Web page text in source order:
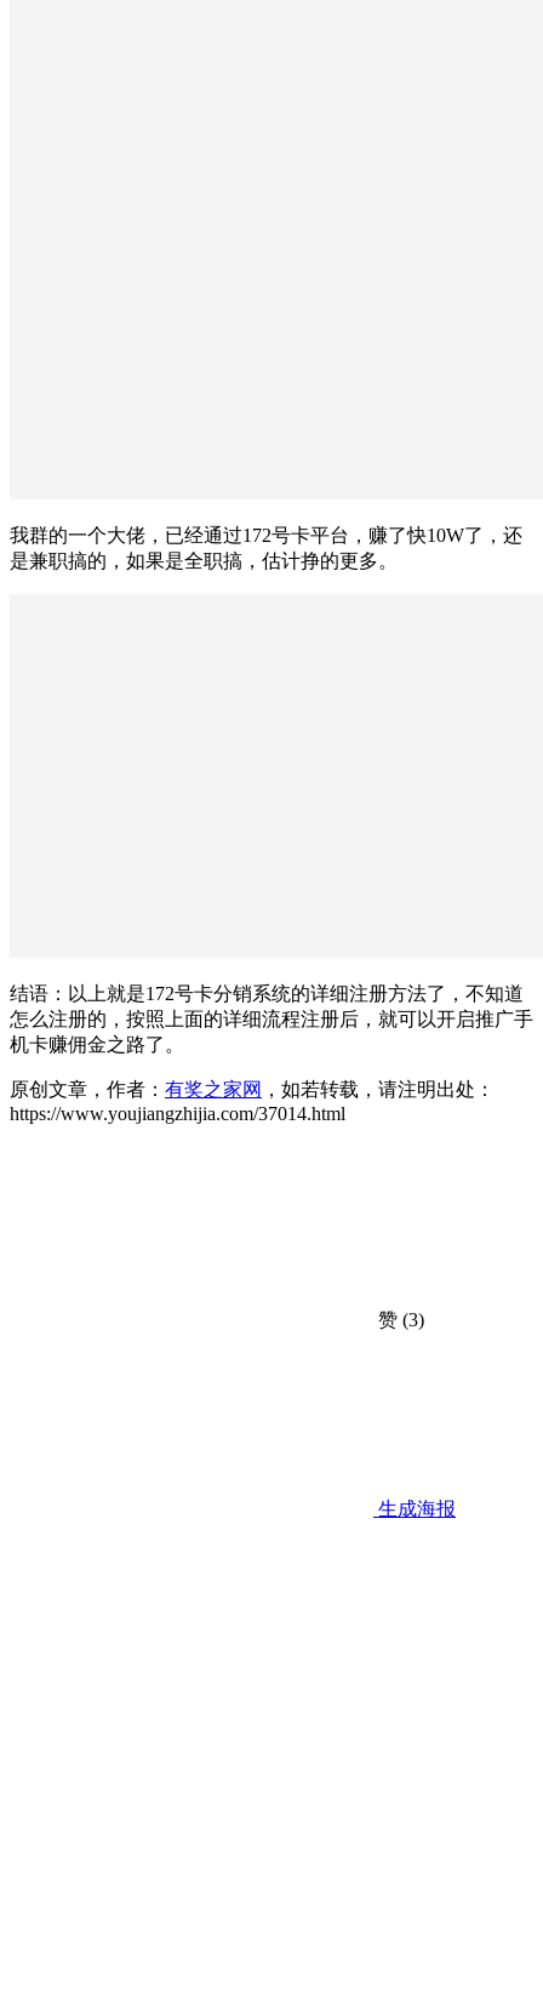
我群的一个大佬，已经通过172号卡平台，赚了快10W了，还
是兼职搞的，如果是全职搞，估计挣的更多。
结语：以上就是172号卡分销系统的详细注册方法了，不知道
怎么注册的，按照上面的详细流程注册后，就可以开启推广手
机卡赚佣金之路了。
原创文章，作者： 有奖之家网 ，如若转载，请注明出处：
https://www.youjiangzhijia.com/37014.html
赞 (3)
生成海报